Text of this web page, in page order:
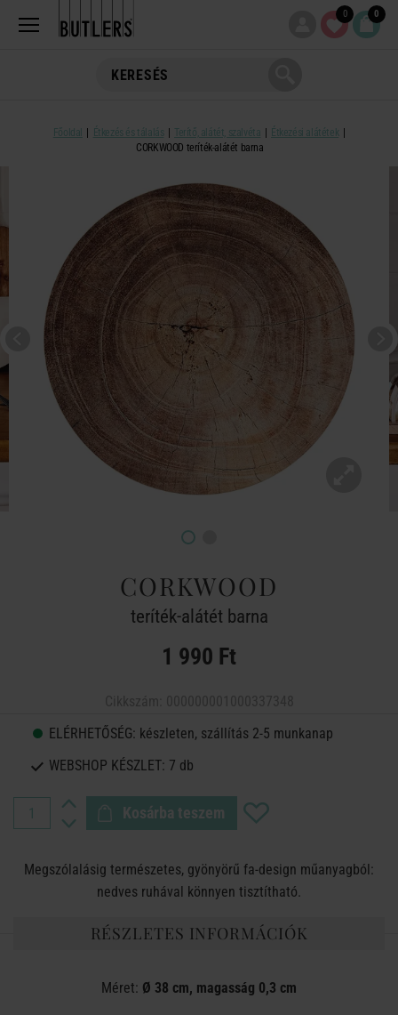
0 0
Főoldal Étkezés és tálalás Terítő, alátét, szalvéta
Étkezési alátétek
CORKWOOD teríték-alátét barna
CORKWOOD
teríték-alátét barna
1 990 Ft
ELÉRHETŐSÉG: készleten, szállítás 2-5 munkanap
WEBSHOP KÉSZLET: 7 db
Kosárba teszem
Megszólalásig természetes, gyönyörű fa-design műanyagból:
nedves ruhával könnyen tisztítható.
RÉSZLETES INFORMÁCIÓK
Méret: Ø 38 cm, magasság 0,3 cm